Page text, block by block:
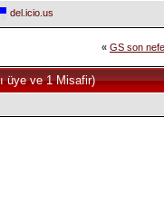
del.icio.us
« GS son
üye ve 1 Misafir)